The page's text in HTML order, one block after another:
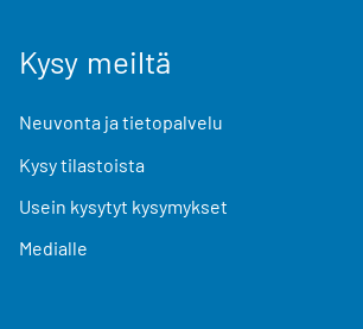
Kysy meiltä
Neuvonta ja tietopalvelu
Kysy tilastoista
Usein kysytyt kysymykset
Medialle